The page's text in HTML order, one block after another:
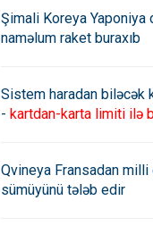
Şimali Koreya
naməlum raket buraxıb
Sistem haradan biləcək
- kartdan-karta limiti ilə
Qvineya Fransadan milli
sümüyünü tələb edir